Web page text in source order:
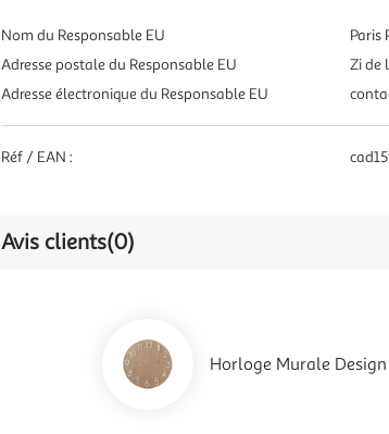
Nom du Responsable EU
Paris
Adresse postale du Responsable EU
Zi de
Adresse électronique du Responsable EU
Réf / EAN :
Avis clients(0)
Horloge Murale